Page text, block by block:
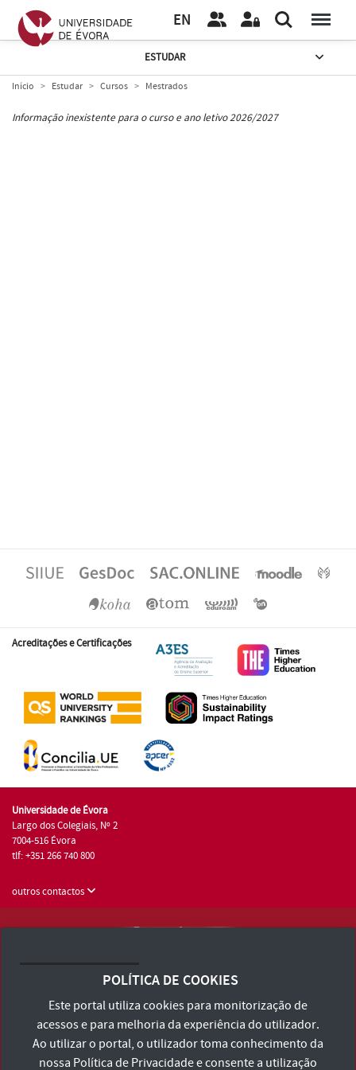
EN
ESTUDAR
Início Estudar Cursos Mestrados
Informação inexistente para o curso e ano letivo 2026/2027
Acreditações e Certificações
Universidade de Évora
Largo dos Colegiais, Nº 2
7004-516 Évora
tlf: +351 266 740 800
outros contactos
Consulte os Termos e Condições e Política de Privacidade
Declaração de Acessibilidade
POLÍTICA DE COOKIES
Este portal utiliza cookies para monitorização de
acessos e para melhoria da experiência do utilizador.
Ao utilizar o portal, o utilizador toma conhecimento da
nossa Política de Privacidadee consente a utilização